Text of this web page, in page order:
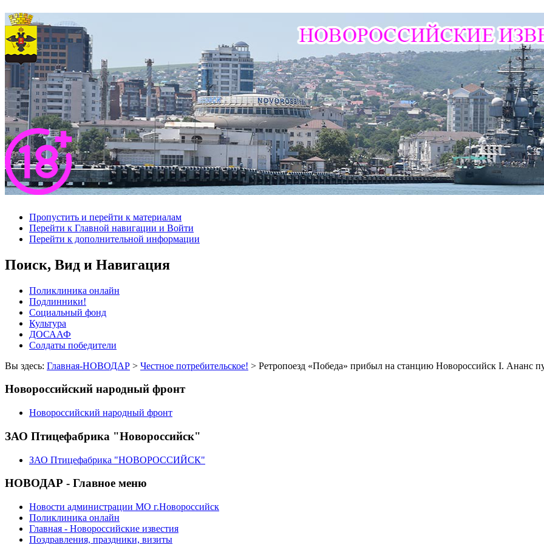
Пропустить и перейти к материалам
Перейти к Главной навигации и Войти
Перейти к дополнительной информации
Поиск, Вид и Навигация
Поликлиника онлайн
Подлинники!
Социальный фонд
Культура
ДОСААФ
Солдаты победители
Вы здесь: Главная-НОВОДАР > Честное потребительское! > Ретропоезд «Победа» прибыл на станцию Новороссийск I. Ананс
Новороссийский народный фронт
Новороссийский народный фронт
ЗАО Птицефабрика "Новороссийск"
ЗАО Птицефабрика "НОВОРОССИЙСК"
НОВОДАР - Главное меню
Новости администрации МО г.Новороссийск
Поликлиника онлайн
Главная - Новороссийские известия
Поздравления, праздники, визиты